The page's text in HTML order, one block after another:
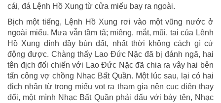
cái, đá Lệnh Hồ Xung từ cửa miếu bay ra ngoài.
Bịch một tiếng, Lệnh Hồ Xung rơi vào một vũng nước ở
ngoài miếu. Mưa vẫn tầm tã; miệng, mắt, mũi, tai của Lệnh
Hồ Xung dính đầy bùn đất, nhất thời không cách gì cử
động được. Chàng thấy Lao Đức Nặc đã bị đánh ngã, hai
tên địch đối chiến với Lao Đức Nặc đã chia ra vây hai bên
tấn công vợ chồng Nhạc Bất Quần. Một lúc sau, lại có hai
địch nhân từ trong miếu vọt ra tham gia nên cục diện thay
đổi, một mình Nhạc Bất Quần phải đấu với bảy tên, Nhạc